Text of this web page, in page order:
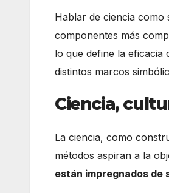
Hablar de ciencia
componentes más
lo que define la eficacia
distintos marcos
Ciencia,
La ciencia, como
métodos aspiran a la
están impregnados de